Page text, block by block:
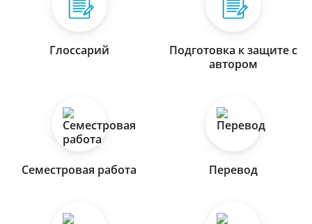
Глоссарий
Подготовка к защите с
автором
Семестровая работа Перевод